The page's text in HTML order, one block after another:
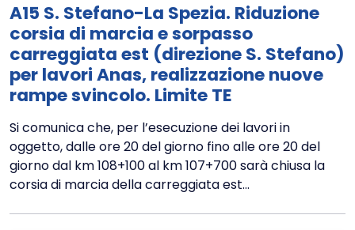
A15 S. Stefano-La Spezia. Riduzione
corsia di marcia e sorpasso
carreggiata est (direzione S. Stefano)
per lavori Anas, realizzazione nuove
rampe svincolo. Limite TE
Si comunica che, per l’esecuzione dei lavori in
oggetto, dalle ore 20 del giorno fino alle ore 20 del
giorno dal km 108+100 al km 107+700 sarà chiusa la
corsia di marcia della carreggiata est...